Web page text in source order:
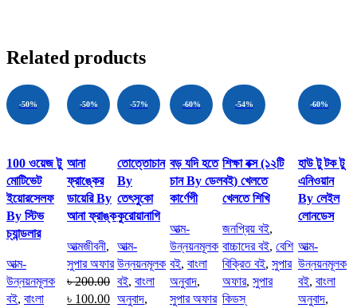
Related products
-50%
Quick view
Add to
wishlist
100 ওয়েজ টু
মোটিভেট
ইয়োরসেলফ
By স্টিভ
চ্যান্ডলার
আত্ম-
উন্নয়নমূলক
বই, বাংলা
-50%
Quick
view
Add to
wishlist
আনা
ফ্রাঙ্কের
ডায়েরি By
আনা ফ্রাঙ্ক
আত্মজীবনী,
সুপার অফার
৳200.00
৳ 100.00
-57%
Quick
view
Add to
wishlist
তোত্তোচান
By
তেৎসুকো
কুরোয়ানাগি
আত্ম-
উন্নয়নমূলক
বই, বাংলা
অনুবাদ,
-60%
Quick
view
Add to
বড় যদি হতে
চান By ডেল
কার্ণেগী
আত্ম-
উন্নয়নমূলক
বই, বাংলা
অনুবাদ,
সুপার অফার
-54%
Quick view
Add to
wishlist
শিক্ষা বক্স (১২টি
বই) খেলতে
খেলতে শিখি
জনপ্রিয় বই,
বাচ্চাদের বই, বেশি
বিক্রিত বই, সুপার
অফার, সুপার
কিডস্
-60%
Quick
view
Add to
wishlist
হাউ টু টক টু
এনিওয়ান
By লেইল
লোনডেস
আত্ম-
উন্নয়নমূলক
বই, বাংলা
অনুবাদ,